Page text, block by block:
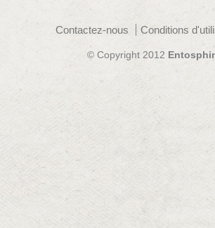
Contactez-nous Conditions
© Copyright 2012